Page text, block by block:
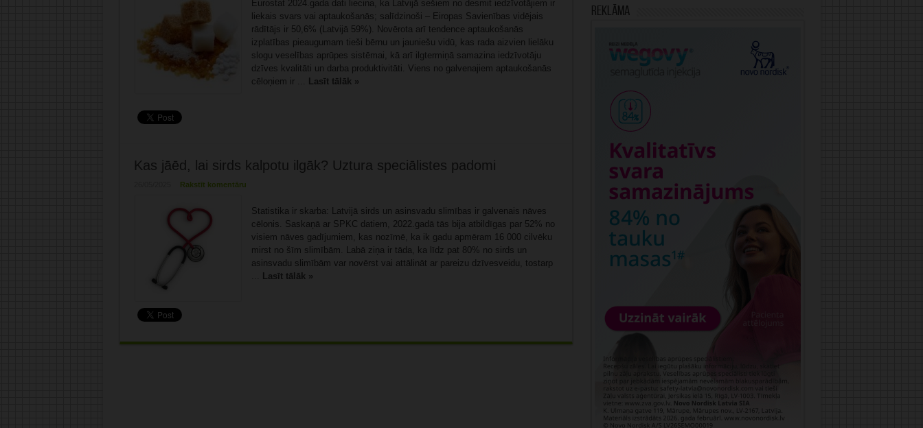
Eurostat 2024.gada dati liecina, ka Latvijā sešiem no desmit iedzīvotājiem ir
liekais svars vai aptaukošanās; salīdzinoši – Eiropas Savienības vidējais
rādītājs ir 50,6% (Latvijā 59%). Novērota arī tendence aptaukošanās
izplatības pieaugumam tieši bērnu un jauniešu vidū, kas rada aizvien lielāku
slogu veselības aprūpes sistēmai, kā arī ilgtermiņā samazina iedzīvotāju
dzīves kvalitāti un darba produktivitāti. Viens no galvenajiem aptaukošanās
cēloņiem ir ... Lasīt tālāk »
Kas jāēd, lai sirds kalpotu ilgāk? Uztura speciālistes padomi
Rakstīt komentāru
Statistika ir skarba: Latvijā sirds un asinsvadu slimības ir galvenais nāves
cēlonis. Saskaņā ar SPKC datiem, 2022.gadā tās bija atbildīgas par 52% no
visiem nāves gadījumiem, kas nozīmē, ka ik gadu apmēram 16 000 cilvēku
mirst no šīm slimībām. Labā ziņa ir tāda, ka līdz pat 80% no sirds un
asinsvadu slimībām var novērst vai attālināt ar pareizu dzīvesveidu, tostarp
... Lasīt tālāk »
Reklāma